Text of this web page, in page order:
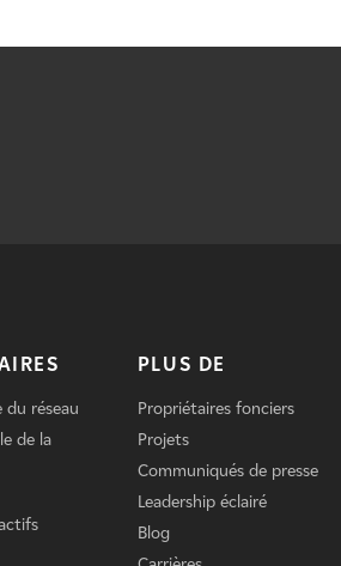
du réseau
de la
PLUS DE
Propriétaires fonciers
Projets
Communiqués de presse
Leadership éclairé
Blog